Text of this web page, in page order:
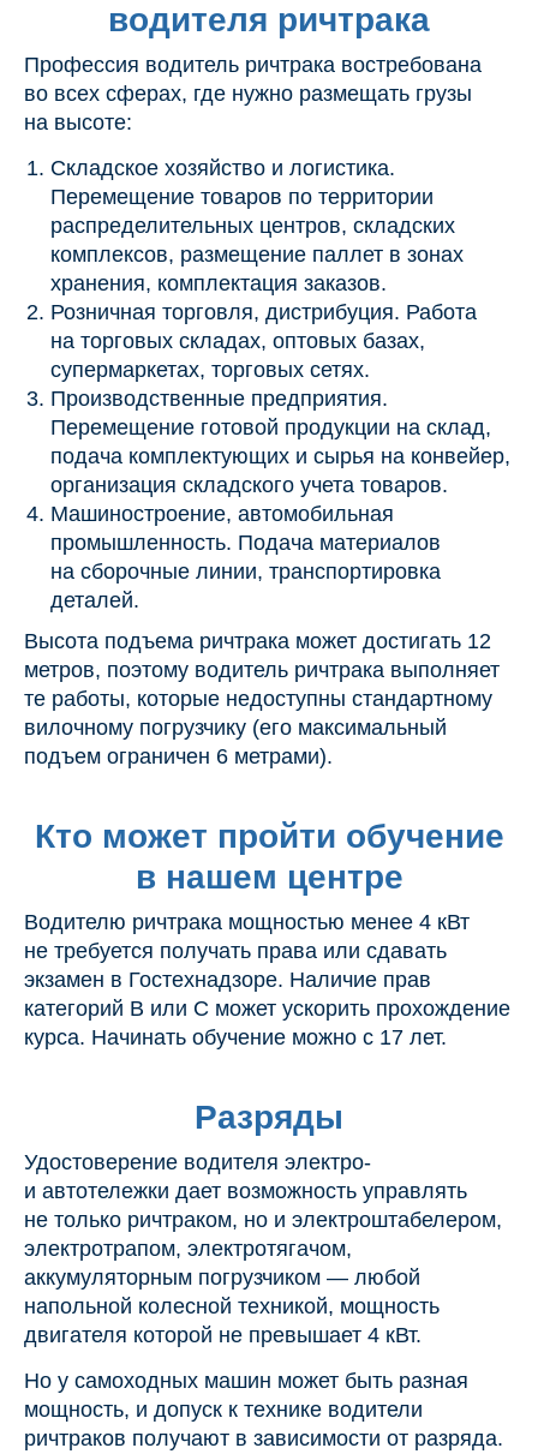
водителя ричтрака
Профессия водитель ричтрака востребована
во всех сферах, где нужно размещать грузы
на высоте:
Складское хозяйство и логистика.
Перемещение товаров по территории
распределительных центров, складских
комплексов, размещение паллет в зонах
хранения, комплектация заказов.
Розничная торговля, дистрибуция. Работа
на торговых складах, оптовых базах,
супермаркетах, торговых сетях.
Производственные предприятия.
Перемещение готовой продукции на склад,
подача комплектующих и сырья на конвейер,
организация складского учета товаров.
Машиностроение, автомобильная
промышленность. Подача материалов
на сборочные линии, транспортировка
деталей.
Высота подъема ричтрака может достигать 12
метров, поэтому водитель ричтрака выполняет
те работы, которые недоступны стандартному
вилочному погрузчику (его максимальный
подъем ограничен 6 метрами).
Кто может пройти обучение
в нашем центре
Водителю ричтрака мощностью менее 4 кВт
не требуется получать права или сдавать
экзамен в Гостехнадзоре. Наличие прав
категорий B или C может ускорить прохождение
курса. Начинать обучение можно с 17 лет.
Разряды
Удостоверение водителя электро-
и автотележки дает возможность управлять
не только ричтраком, но и электроштабелером,
электротрапом, электротягачом,
аккумуляторным погрузчиком — любой
напольной колесной техникой, мощность
двигателя которой не превышает 4 кВт.
Но у самоходных машин может быть разная
мощность, и допуск к технике водители
ричтраков получают в зависимости от разряда.